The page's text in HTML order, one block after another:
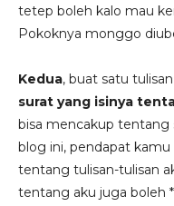
tetep boleh kalo mau
Pokoknya monggo
Kedua, buat satu
surat yang isinya
bisa mencakup tentang
blog ini, pendapat
tentang tulisan-tulisan
tentang aku juga boleh